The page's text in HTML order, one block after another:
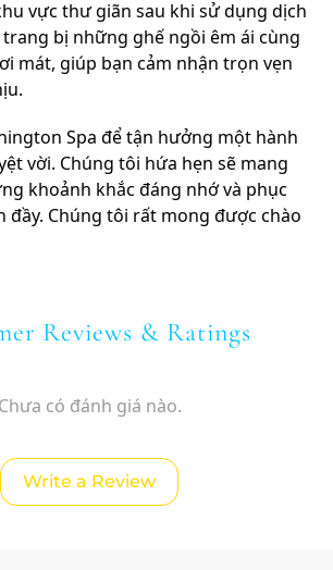
vực thư giãn sau khi sử dụng dịch
bị những ghế ngồi êm ái cùng
mát, giúp bạn cảm nhận trọn vẹn
Spa để tận hưởng một hành
vời. Chúng tôi hứa hẹn sẽ mang
khoảnh khắc đáng nhớ và phục
đầy. Chúng tôi rất mong được chào
Reviews & Ratings
Chưa có đánh giá nào.
Write a Review